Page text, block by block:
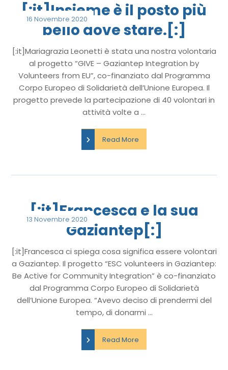
[:it]Insieme è il posto più
bello dove stare.[:]
16 Novembre 2020
[:it]Mariagrazia Leonetti è stata una nostra volontaria
al progetto “GIVE – Gaziantep Integration by
Volunteers from EU”, co-finanziato dal Programma
Corpo Europeo di Solidarietà dell’Unione Europea. Il
progetto prevede la partecipazione di 40 volontari in
attività volte a ...
Read More
[:it]Francesca e la sua
Gaziantep[:]
13 Novembre 2020
[:it]Francesca ci spiega cosa significa essere volontari
a Gaziantep. Il progetto “ESC volunteers in Gaziantep:
Be Active for Community Integration” è co-finanziato
dal Programma Corpo Europeo di Solidarietà
dell’Unione Europea. “Avevo deciso di prendermi del
tempo, di donarmi ...
Read More